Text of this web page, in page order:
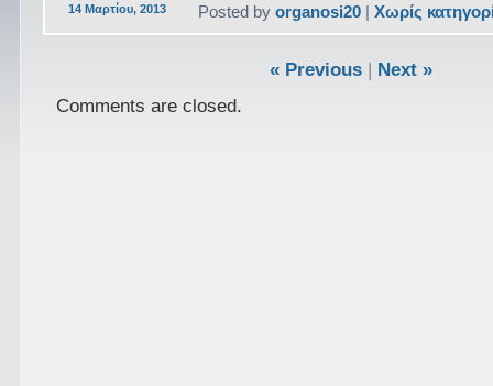
14 Μαρτίου, 2013 Posted byorganosi20 |Χωρίς
« Previous|
Next »
Comments are closed.